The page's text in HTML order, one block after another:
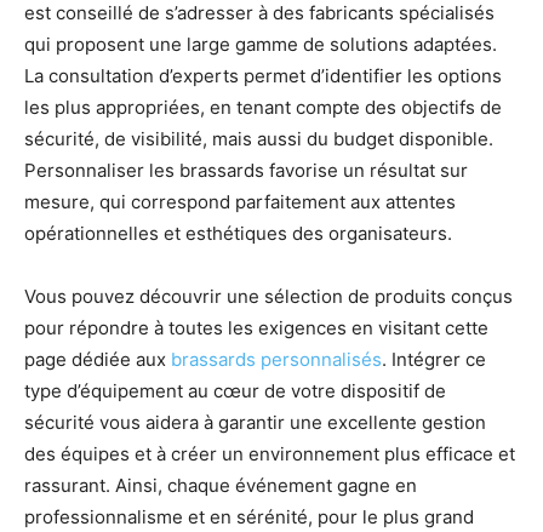
est conseillé de s’adresser à des fabricants spécialisés
qui proposent une large gamme de solutions adaptées.
La consultation d’experts permet d’identifier les options
les plus appropriées, en tenant compte des objectifs de
sécurité, de visibilité, mais aussi du budget disponible.
Personnaliser les brassards favorise un résultat sur
mesure, qui correspond parfaitement aux attentes
opérationnelles et esthétiques des organisateurs.
Vous pouvez découvrir une sélection de produits conçus
pour répondre à toutes les exigences en visitant cette
page dédiée aux brassards personnalisés. Intégrer ce
type d’équipement au cœur de votre dispositif de
sécurité vous aidera à garantir une excellente gestion
des équipes et à créer un environnement plus efficace et
rassurant. Ainsi, chaque événement gagne en
professionnalisme et en sérénité, pour le plus grand